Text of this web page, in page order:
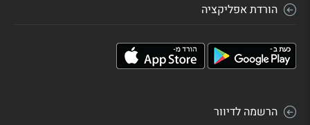
הורדת אפליקציה
הרשמה לדיוור